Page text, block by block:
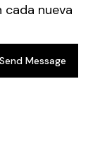
nueva
Send Message